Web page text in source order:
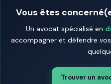
Vous êtes
Un avocat spécialisé en
accompagner et défendre
Trouver un